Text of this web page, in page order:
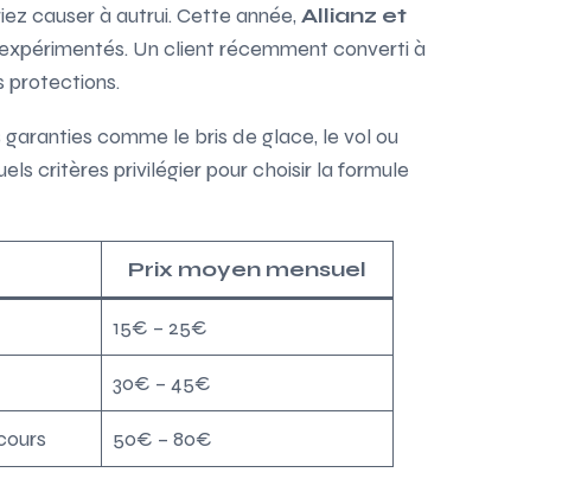
causer à autrui. Cette année, Allianz et
Un client récemment converti à
protections.
comme le bris de glace, le vol ou
critères privilégier pour choisir la formule
Prix moyen mensuel
15€ – 25€
30€ – 45€
50€ – 80€